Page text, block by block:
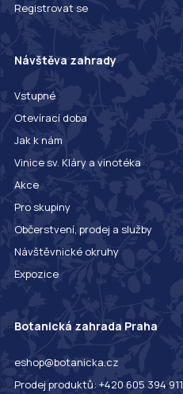
Registrovat se
Návštěva zahrady
Vstupné
Otevírací doba
Jak k nám
Vinice sv. Kláry a vinotéka
Akce
Pro skupiny
Občerstvení, prodej a služby
Návštěvnické okruhy
Expozice
Botanická zahrada Praha
eshop@botanicka.cz
Prodej produktů: +420 605 394 911